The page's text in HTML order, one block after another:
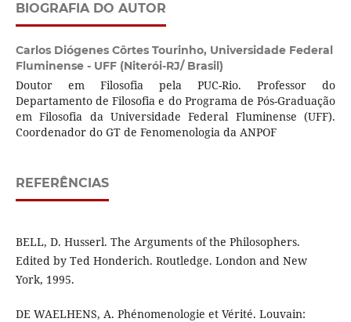
BIOGRAFIA DO AUTOR
Carlos Diógenes Côrtes Tourinho, Universidade Federal
Fluminense - UFF (Niterói-RJ/ Brasil)
Doutor em Filosofia pela PUC-Rio. Professor do
Departamento de Filosofia e do Programa de Pós-Graduação
em Filosofia da Universidade Federal Fluminense (UFF).
Coordenador do GT de Fenomenologia da ANPOF
REFERÊNCIAS
BELL, D. Husserl. The Arguments of the Philosophers.
Edited by Ted Honderich. Routledge. London and New
York, 1995.
DE WAELHENS, A. Phénomenologie et Vérité. Louvain: